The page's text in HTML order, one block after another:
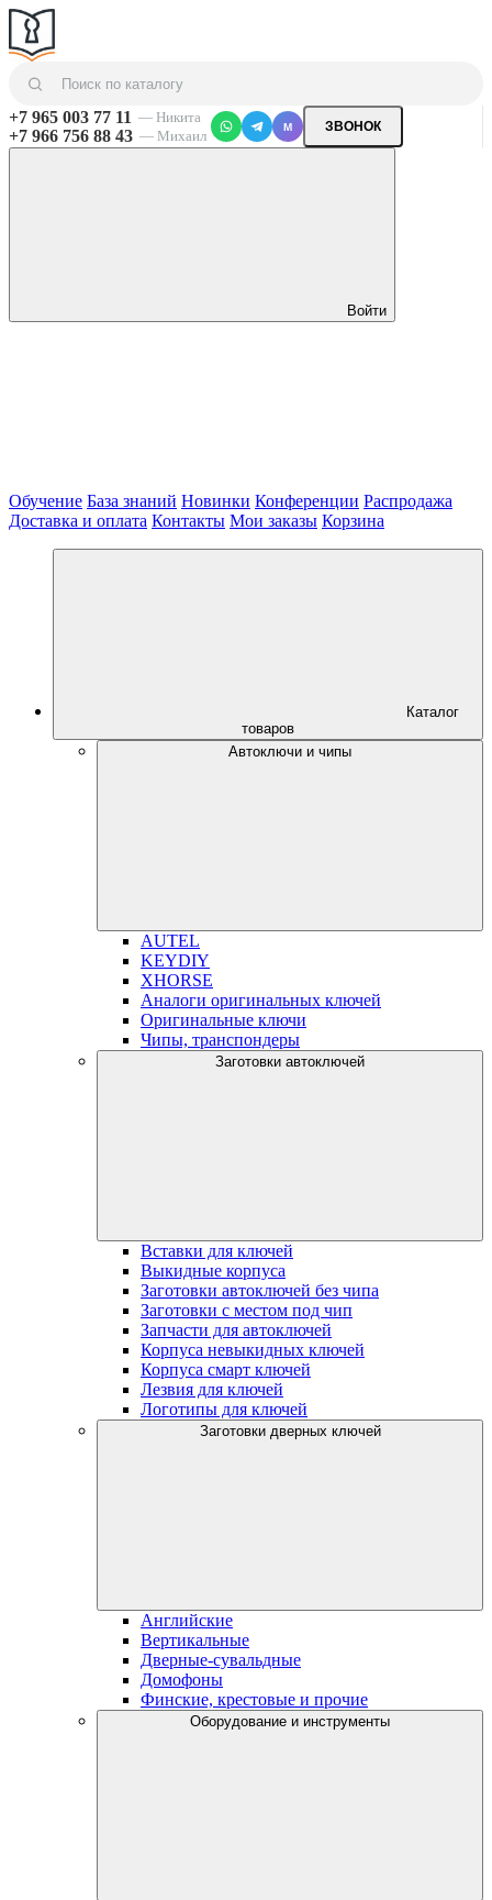
+7 965 003 77 11 — Никита
+7 966 756 88 43 — Михаил
M ЗВОНОК
Войти
Обучение База знаний Новинки Конференции Распродажа
Доставка и оплата Контакты Мои заказы Корзина
Каталог
товаров
Автоключи и чипы
AUTEL
KEYDIY
XHORSE
Аналоги оригинальных ключей
Оригинальные ключи
Чипы, транспондеры
Заготовки автоключей
Вставки для ключей
Выкидные корпуса
Заготовки автоключей без чипа
Заготовки с местом под чип
Запчасти для автоключей
Корпуса невыкидных ключей
Корпуса смарт ключей
Лезвия для ключей
Логотипы для ключей
Заготовки дверных ключей
Английские
Вертикальные
Дверные-сувальдные
Домофоны
Финские, крестовые и прочие
Оборудование и инструменты